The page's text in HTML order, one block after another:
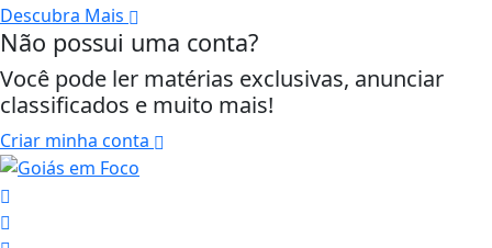
Descubra Mais
Não possui uma conta?
Você pode ler matérias exclusivas, anunciar
classificados e muito mais!
Criar minha conta